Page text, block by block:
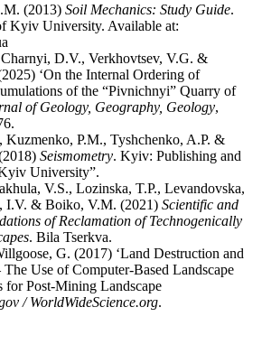
(2013) Soil Mechanics: Study Guide.
Kyiv University. Available at:
D.V., Verkhovtsev, V.G. &
‘On the Internal Ordering of
of the “Pivnichnyi” Quarry of
of Geology, Geography, Geology,
Kuzmenko, P.M., Tyshchenko, A.P. &
Seismometry. Kyiv: Publishing and
University”.
V.S., Lozinska, T.P., Levandovska,
I.V. & Boiko, V.M. (2021) Scientific and
of Reclamation of Technogenically
. Bila Tserkva.
G. (2017) ‘Land Destruction and
Use of Computer-Based Landscape
Post-Mining Landscape
/ WorldWideScience.org.